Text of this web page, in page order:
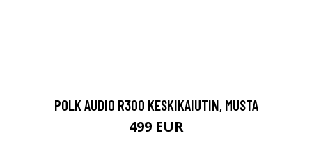
POLK AUDIO R300 KESKIKAIUTIN, MUSTA
499 EUR